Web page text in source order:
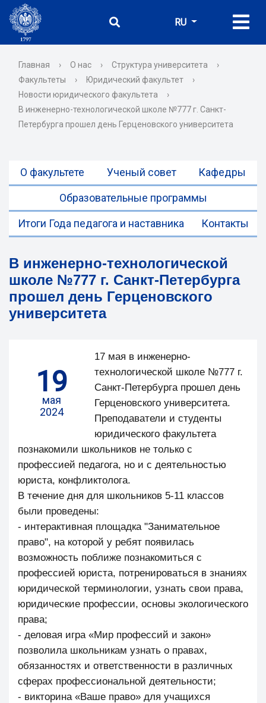
RU
Главная › О нас › Структура университета
›
Факультеты
› Юридический факультет
›
Новости юридического факультета
›
В инженерно-технологической школе №777 г. Санкт-
Петербурга прошел день Герценовского университета
О факультете Ученый совет Кафедры
Образовательные программы
Итоги Года педагога и наставника Контакты
В инженерно-технологической
школе №777 г. Санкт-Петербурга
прошел день Герценовского
университета
19
мая
2024
17 мая в инженерно-
технологической школе №777 г.
Санкт-Петербурга прошел день
Герценовского университета.
Преподаватели и студенты
юридического факультета
познакомили школьников не только с
профессией педагога, но и с деятельностью
юриста, конфликтолога.
В течение дня для школьников 5-11 классов
были проведены:
- интерактивная площадка "Занимательное
право", на которой у ребят появилась
возможность поближе познакомиться с
профессией юриста, потренироваться в знаниях
юридической терминологии, узнать свои права,
юридические профессии, основы экологического
права;
- деловая игра «Мир профессий и закон»
позволила школьникам узнать о правах,
обязанностях и ответственности в различных
сферах профессиональной деятельности;
- викторина «Ваше право» для учащихся